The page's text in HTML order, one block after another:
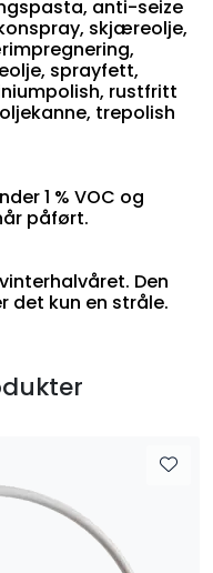
anti-seize
skjæreolje,
sprayfett,
rustfritt
trepolish
1 % VOC og
påført.
Den
det kun en stråle.